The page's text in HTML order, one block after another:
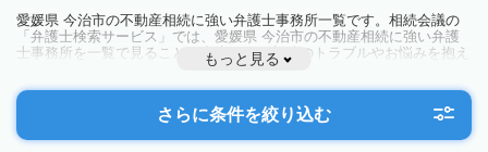
愛媛県 今治市の不動産相続に強い弁護士事務所一覧です。相続会議の
「弁護士検索サービス」では、愛媛県 今治市の不動産相続に強い弁護
士事務所を一覧で見ることが出来ます。相続のトラブルやお悩みを抱え
ている方は一度近隣の弁護士に相談してみましょう。
もっと見る
さらに条件を絞り込む